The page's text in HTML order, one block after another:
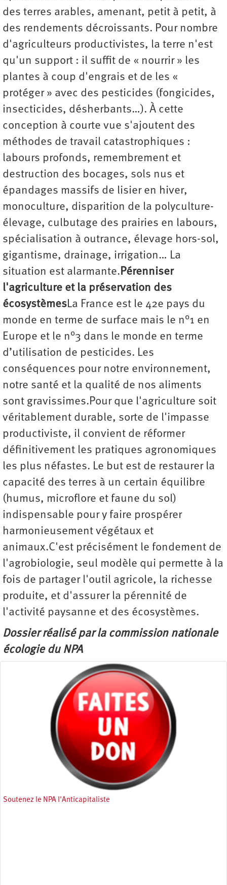
des terres arables, amenant, petit à petit, à
des rendements décroissants. Pour nombre
d'agriculteurs productivistes, la terre n'est
qu'un support : il suffit de « nourrir » les
plantes à coup d'engrais et de les «
protéger » avec des pesticides (fongicides,
insecticides, désherbants…). À cette
conception à courte vue s'ajoutent des
méthodes de travail catastrophiques :
labours profonds, remembrement et
destruction des bocages, sols nus et
épandages massifs de lisier en hiver,
monoculture, disparition de la polyculture-
élevage, culbutage des prairies en labours,
spécialisation à outrance, élevage hors-sol,
gigantisme, drainage, irrigation… La
situation est alarmante.Pérenniser
l'agriculture et la préservation des
écosystèmesLa France est le 42e pays du
monde en terme de surface mais le n°1 en
Europe et le n°3 dans le monde en terme
d’utilisation de pesticides. Les
conséquences pour notre environnement,
notre santé et la qualité de nos aliments
sont gravissimes.Pour que l'agriculture soit
véritablement durable, sorte de l'impasse
productiviste, il convient de réformer
définitivement les pratiques agronomiques
les plus néfastes. Le but est de restaurer la
capacité des terres à un certain équilibre
(humus, microflore et faune du sol)
indispensable pour y faire prospérer
harmonieusement végétaux et
animaux.C'est précisément le fondement de
l'agrobiologie, seul modèle qui permette à la
fois de partager l'outil agricole, la richesse
produite, et d'assurer la pérennité de
l'activité paysanne et des écosystèmes.
Dossier réalisé par la commission nationale
écologie du NPA
Soutenez le NPA l'Anticapitaliste